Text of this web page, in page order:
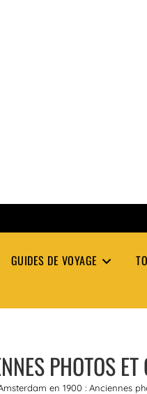
GUIDES DE VOYAGE
PHOTOS ET
en 1900 : Anciennes